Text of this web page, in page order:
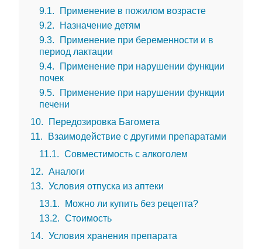
9.1
Применение в пожилом возрасте
9.2
Назначение детям
9.3
Применение при беременности и в
период лактации
9.4
Применение при нарушении функции
почек
9.5
Применение при нарушении функции
печени
10
Передозировка Багомета
11
Взаимодействие с другими препаратами
11.1
Совместимость с алкоголем
12
Аналоги
13
Условия отпуска из аптеки
13.1
Можно ли купить без рецепта?
13.2
Стоимость
14
Условия хранения препарата